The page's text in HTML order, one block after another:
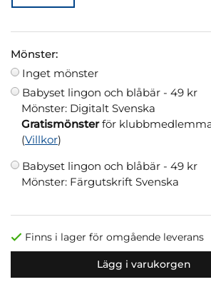
Mönster:
Inget mönster
Babyset lingon och blåbär - 49 kr
Mönster: Digitalt Svenska
Gratismönsterför
(Villkor)
Babyset lingon och blåbär - 49 kr
Mönster: Färgutskrift Svenska
Finns i lager för omgående leverans
Lägg i varukorgen